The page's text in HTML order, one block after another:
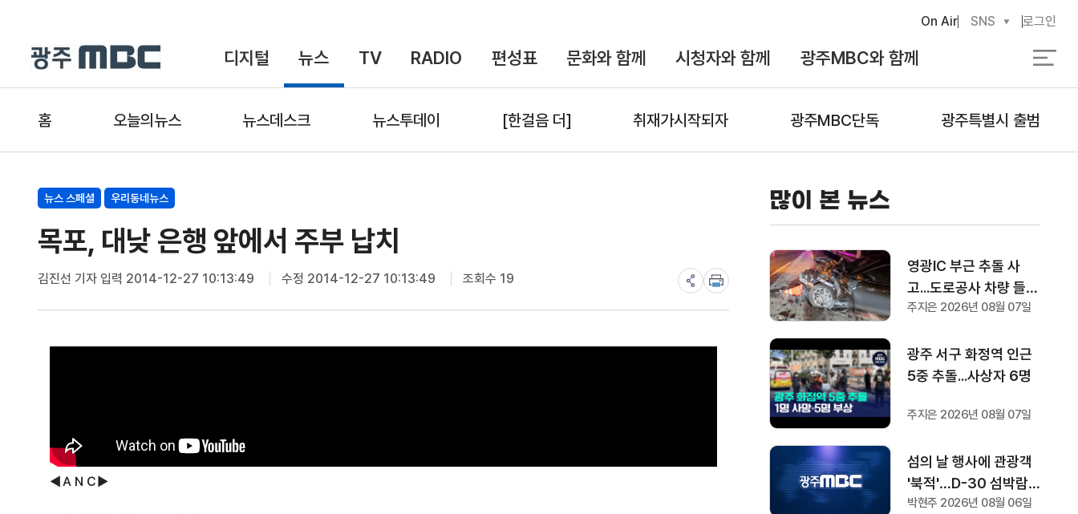
디지털 뉴스 TV RADIO 편성표 문화와 함께 시청자와 함께 광주MBC와 함께
On Air SNS 로그인
홈 오늘의뉴스 뉴스데스크 뉴스투데이 [한걸음 더] 취재가시작되자 광주MBC단독 광주특별시 출범
뉴스 스페셜 우리동네뉴스
목포, 대낮 은행 앞에서 주부 납치
김진선 기자입력 2014-12-27 10:13:49 수정 2014-12-27 10:13:49 조회수 19
◀ＡＮＣ▶
많이 본 뉴스
영광IC 부근 추돌 사
고...도로공사 차량 들이
받아 1명 부상
주지은 2026년 08월 07일
광주 서구 화정역 인근
5중 추돌...사상자 6명
주지은 2026년 08월 07일
섬의 날 행사에 관광객
'북적'…D-30 섬박람회
기대감도
박현주 2026년 08월 06일